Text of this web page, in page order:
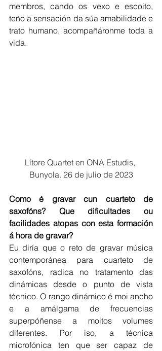
membros, cando os vexo e escoito,
teño a sensación da súa amabilidade e
trato humano, acompañáronme toda a
vida.
Lítore Quartet en ONA Estudis,
Bunyola. 26 de julio de 2023
Como é gravar cun cuarteto de
saxofóns? Que dificultades ou
facilidades atopas con esta formación
á hora de gravar?
Eu diría que o reto de gravar música
contemporánea para cuarteto de
saxofóns, radica no tratamento das
dinámicas desde o punto de vista
técnico. O rango dinámico é moi ancho
e a amálgama de frecuencias
superpóñense a moitos volumes
diferentes. Por iso, a técnica
microfónica ten que ser capaz de